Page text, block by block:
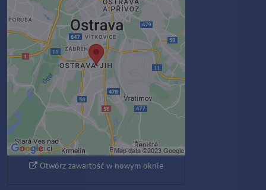
Zawartość zewnętrzna jest
blokowana przez opcje
prywatności
Czy chcesz załadować zawartość
zewnętrzną?
Zezwól raz
Zezwalaj zawsze - zgadzam się z
typem pliku cookie: Funkcjonalny
Otwórz zawartość w nowym oknie